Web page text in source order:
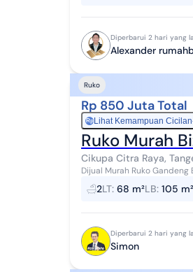
Diperbarui 2 hari yang
Alexander
Ruko
Rp 850 Juta Total
RpLihat Kemampuan
Ruko Murah
Cikupa Citra Raya,
Dijual Murah Ruko Gandeng Bizlink Citra Raya Cikupa - Tangerang 2 Lantai Lt 68/ unit Lb 105/unit Harga : Rp
2LT: 68 m²LB: 105 m²
Diperbarui 2 hari yang
Simon